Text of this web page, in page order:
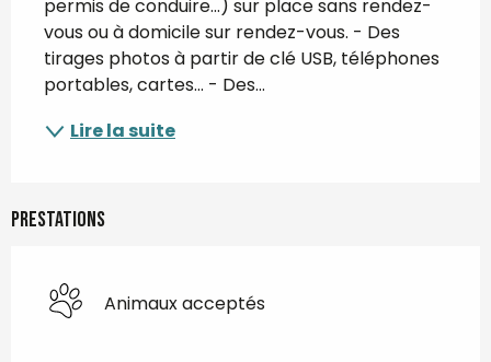
permis de conduire...) sur place sans rendez-
vous ou à domicile sur rendez-vous. - Des
tirages photos à partir de clé USB, téléphones
portables, cartes... - Des...
Lire la suite
Prestations
Animaux acceptés